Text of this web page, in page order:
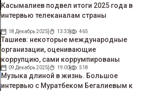
Касымалиев подвел итоги 2025 года в
интервью телеканалам страны
18 Декабрь 2025 13:33 465
Ташиев: некоторые международные
организации, оценивающие
коррупцию, сами коррумпированы
09 Декабрь 2025 19:00 518
Музыка длиной в жизнь. Большое
интервью с Муратбеком Бегалиевым к